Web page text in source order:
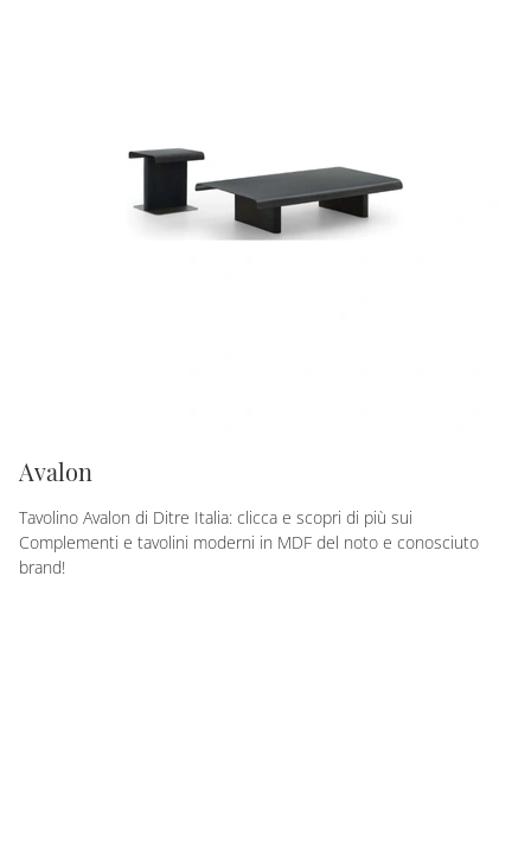
Avalon
Tavolino Avalon di Ditre Italia: clicca e scopri di più sui
Complementi e tavolini moderni in MDF del noto e conosciuto
brand!